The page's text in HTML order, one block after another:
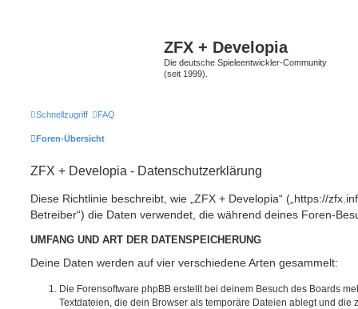
ZFX + Developia
Die deutsche Spieleentwickler-Community
(seit 1999).
Schnellzugriff FAQ
Foren-Übersicht
ZFX + Developia - Datenschutzerklärung
Diese Richtlinie beschreibt, wie „ZFX + Developia“ („https://
Betreiber“) die Daten verwendet, die während deines Foren-
UMFANG UND ART DER DATENSPEICHERUNG
Deine Daten werden auf vier verschiedene Arten gesammelt:
Die Forensoftware phpBB erstellt bei deinem Besuch des Boards
Textdateien, die dein Browser als temporäre Dateien ablegt und die